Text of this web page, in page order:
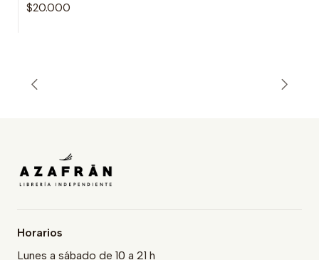
$20.000
Horarios
Lunes a sábado de 10 a 21 h